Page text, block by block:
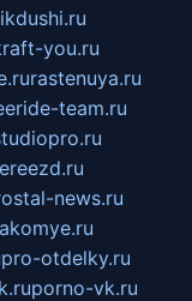
you.ru
rastenuya.ru
team.ru
news.ru
pro-otdelky.ru
porno-vk.ru